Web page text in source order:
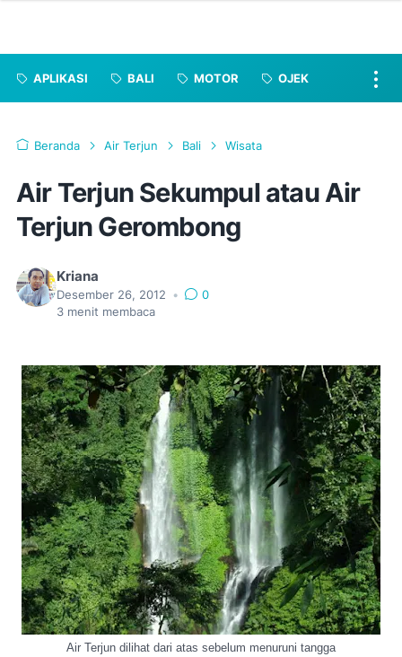
APLIKASI BALI MOTOR OJEK
Beranda Air Terjun Bali Wisata
Air Terjun Sekumpul atau Air
Terjun Gerombong
Kriana
Desember 26, 2012 •
0
3 menit membaca
Air Terjun dilihat dari atas sebelum menuruni tangga